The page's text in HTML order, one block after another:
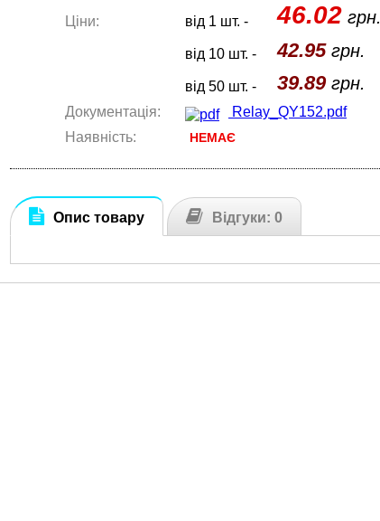
Ціни: від 1 шт. - 46.02 грн.
від 10 шт. - 42.95грн.
від 50 шт. - 39.89грн.
Документація:
Relay_QY152.pdf
Наявність:
НЕМАЄ
Опис товару Відгуки: 0